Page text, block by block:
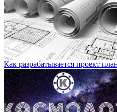
Как разрабатывается проект